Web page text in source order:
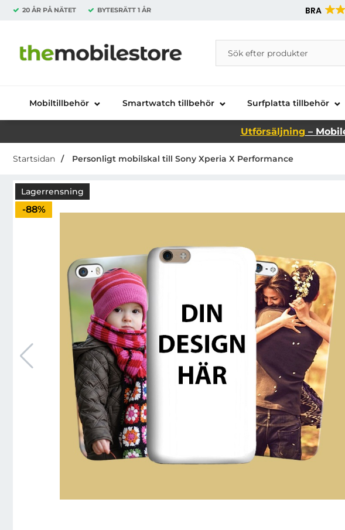
20 ÅR PÅ NÄTET BYTESRÄTT 1 ÅR BRA
Startsidan för Danira Telecom AB
Sök
Sök på Danira Telecom AB
Mobiltillbehör Smartwatch tillbehör Surfplatta tillbehör
Utförsäljning –
Startsidan Personligt mobilskal till Sony Xperia X Performance
Lagerrensning
Priset är nedsatt med
-88%